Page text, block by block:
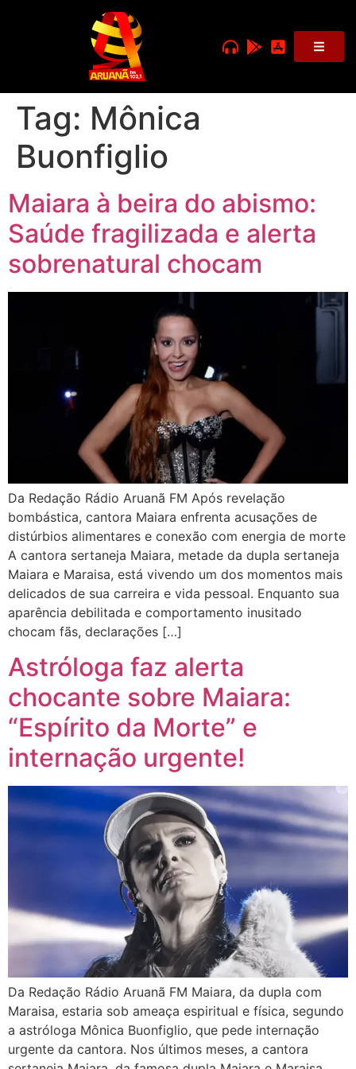
Tag: Mônica
Buonfiglio
Maiara à beira do abismo:
Saúde fragilizada e alerta
sobrenatural chocam
Da Redação Rádio Aruanã FM Após revelação
bombástica, cantora Maiara enfrenta acusações de
distúrbios alimentares e conexão com energia de morte
A cantora sertaneja Maiara, metade da dupla sertaneja
Maiara e Maraisa, está vivendo um dos momentos mais
delicados de sua carreira e vida pessoal. Enquanto sua
aparência debilitada e comportamento inusitado
chocam fãs, declarações […]
Astróloga faz alerta
chocante sobre Maiara:
“Espírito da Morte” e
internação urgente!
Da Redação Rádio Aruanã FM Maiara, da dupla com
Maraisa, estaria sob ameaça espiritual e física, segundo
a astróloga Mônica Buonfiglio, que pede internação
urgente da cantora. Nos últimos meses, a cantora